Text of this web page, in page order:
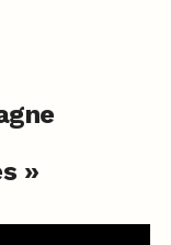
»